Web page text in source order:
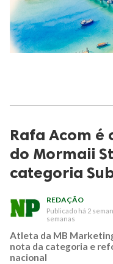
Rafa Acom
do Mormaii
categoria
REDAÇÃO
Publicado há 2
semanas
Atleta da MB
nota da categoria e
nacional